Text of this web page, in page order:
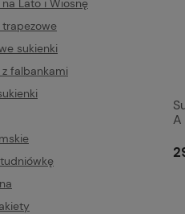
na Lato i Wiosnę
trapezowe
sukienki
z falbankami
A